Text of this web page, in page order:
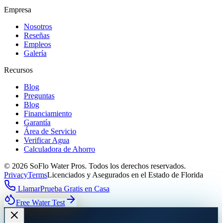
Empresa
Nosotros
Reseñas
Empleos
Galería
Recursos
Blog
Preguntas
Blog
Financiamiento
Garantía
Área de Servicio
Verificar Agua
Calculadora de Ahorro
© 2026 SoFlo Water Pros. Todos los derechos reservados.
PrivacyTermsLicenciados y Asegurados en el Estado de Florida
LlamarPrueba Gratis en Casa
Free Water Test